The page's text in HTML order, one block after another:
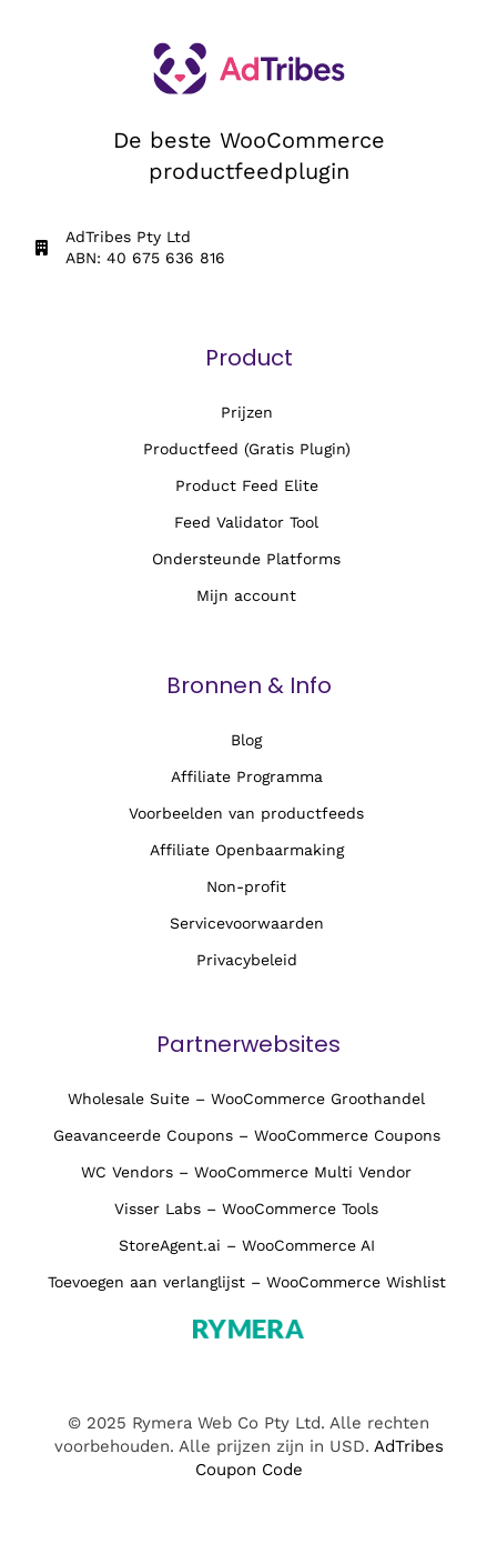
De beste WooCommerce
productfeedplugin
AdTribes Pty Ltd
ABN: 40 675 636 816
Product
Prijzen
Productfeed (Gratis Plugin)
Product Feed Elite
Feed Validator Tool
Ondersteunde Platforms
Mijn account
Bronnen & Info
Blog
Affiliate Programma
Voorbeelden van productfeeds
Affiliate Openbaarmaking
Non-profit
Servicevoorwaarden
Privacybeleid
Partnerwebsites
Wholesale Suite – WooCommerce Groothandel
Geavanceerde Coupons – WooCommerce Coupons
WC Vendors – WooCommerce Multi Vendor
Visser Labs – WooCommerce Tools
StoreAgent.ai – WooCommerce AI
Toevoegen aan verlanglijst – WooCommerce Wishlist
© 2025 Rymera Web Co Pty Ltd. Alle rechten
voorbehouden. Alle prijzen zijn in USD. AdTribes
Coupon Code